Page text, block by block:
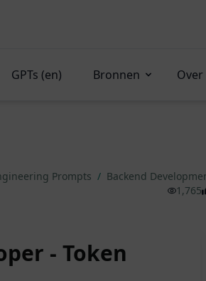
GPTs (en) Bronnen Over
Prompts / Backend
1,765
- Token